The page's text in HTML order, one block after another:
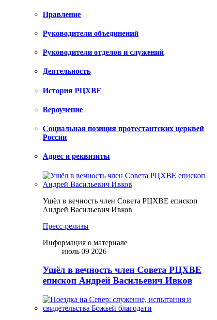
Правление
Руководители объединений
Руководители отделов и служений
Деятельность
История РЦХВЕ
Вероучение
Социальная позиция протестантских церквей
России
Адрес и реквизиты
Ушёл в вечность член Совета РЦХВЕ епископ
Андрей Васильевич Ивков
Пресс-релизы
Информация о материале
июль 09 2026
Ушёл в вечность член Совета РЦХВЕ
епископ Андрей Васильевич Ивков